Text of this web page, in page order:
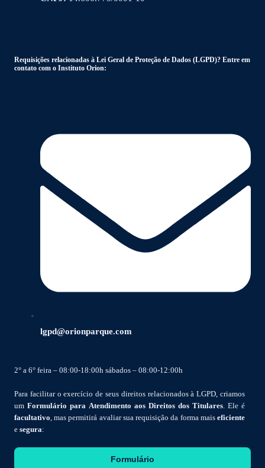
Requisições relacionadas à Lei Geral de Proteção de Dados (LGPD)? Entre em
contato com o Instituto Orion:
lgpd@orionparque.com
2° a 6° feira – 08:00-18:00h sábados – 08:00-12:00h
Para facilitar o exercício de seus direitos relacionados à LGPD, criamos
um Formulário para Atendimento aos Direitos dos Titulares . Ele é
facultativo , mas permitirá avaliar sua requisição da forma mais eficiente
e segura:
Formulário